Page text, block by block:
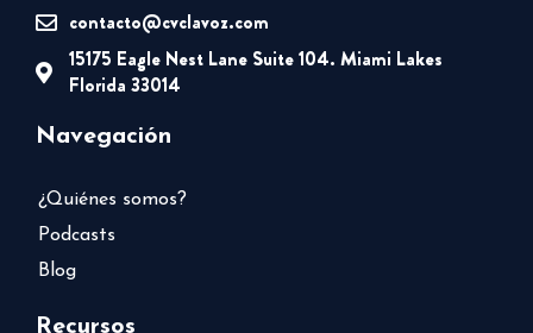
contacto@cvclavoz.com
15175 Eagle Nest Lane Suite 104. Miami Lakes
Florida 33014
Navegación
¿Quiénes somos?
Podcasts
Blog
Recursos